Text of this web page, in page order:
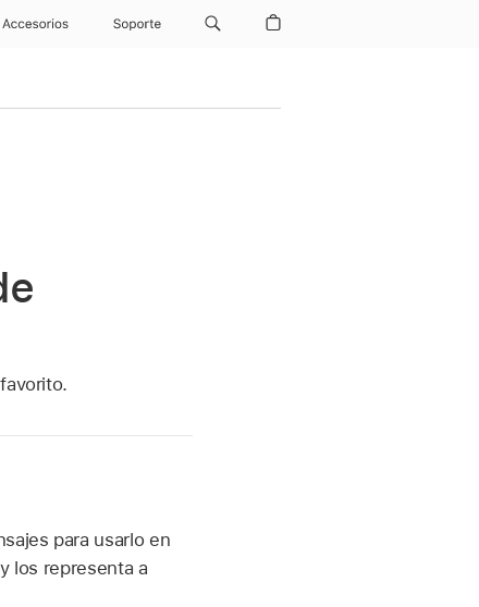
Accesorios Soporte
para usarlo en
los representa a